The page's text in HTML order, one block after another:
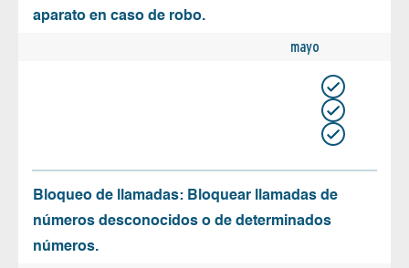
aparato en caso de robo.
mayo
Bloqueo de llamadas: Bloquear llamadas de
números desconocidos o de determinados
números.